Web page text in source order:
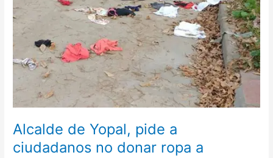
Alcalde de Yopal, pide a
ciudadanos no donar ropa a
pide
ciudadanos
no
donar
ciudadanos
venezolanos